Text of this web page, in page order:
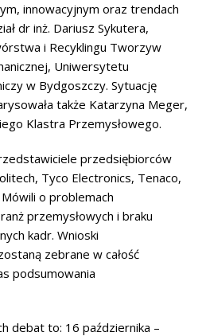
innowacyjnym oraz trendach
dr inż. Dariusz Sykutera,
i Recyklingu Tworzyw
Uniwersytetu
w Bydgoszczy. Sytuację
także Katarzyna Meger,
Klastra Przemysłowego.
przedsiębiorców
Tyco Electronics, Tenaco,
o problemach
przemysłowych i braku
kadr. Wnioski
zebrane w całość
podsumowania
debat to: 16 października –